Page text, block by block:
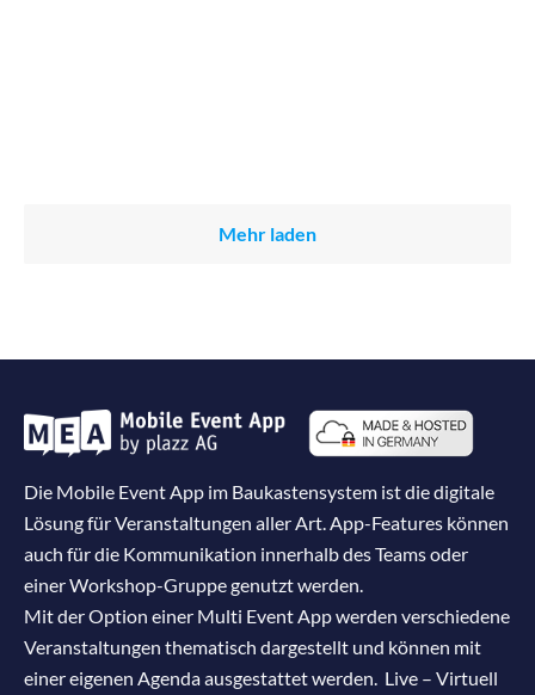
Mehr laden
Die Mobile Event App im Baukastensystem ist die digitale
Lösung für Veranstaltungen aller Art. App-Features können
auch für die Kommunikation innerhalb des Teams oder
einer Workshop-Gruppe genutzt werden.
Mit der Option einer Multi Event App werden verschiedene
Veranstaltungen thematisch dargestellt und können mit
einer eigenen Agenda ausgestattet werden. Live – Virtuell